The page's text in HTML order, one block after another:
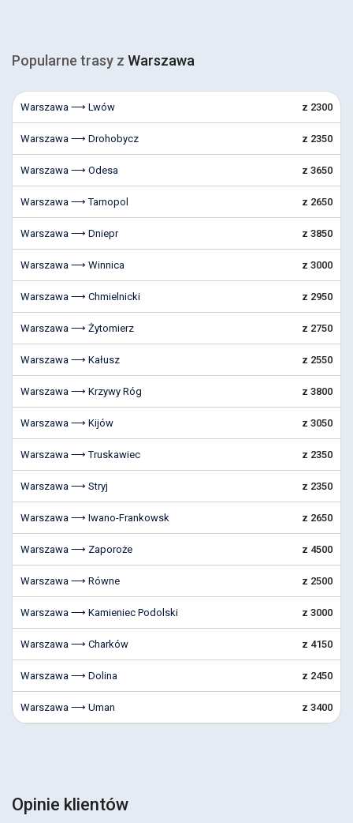
Popularne trasy z Warszawa
Warszawa ⟶ Lwów z 2300
Warszawa ⟶ Drohobycz z 2350
Warszawa ⟶ Odesa z 3650
Warszawa ⟶ Tarnopol z 2650
Warszawa ⟶ Dniepr z 3850
Warszawa ⟶ Winnica z 3000
Warszawa ⟶ Chmielnicki z 2950
Warszawa ⟶ Żytomierz z 2750
Warszawa ⟶ Kałusz z 2550
Warszawa ⟶ Krzywy Róg z 3800
Warszawa ⟶ Kijów z 3050
Warszawa ⟶ Truskawiec z 2350
Warszawa ⟶ Stryj z 2350
Warszawa ⟶ Iwano-Frankowsk z 2650
Warszawa ⟶ Zaporoże z 4500
Warszawa ⟶ Równe z 2500
Warszawa ⟶ Kamieniec Podolski z 3000
Warszawa ⟶ Charków z 4150
Warszawa ⟶ Dolina z 2450
Warszawa ⟶ Uman z 3400
Opinie klientów